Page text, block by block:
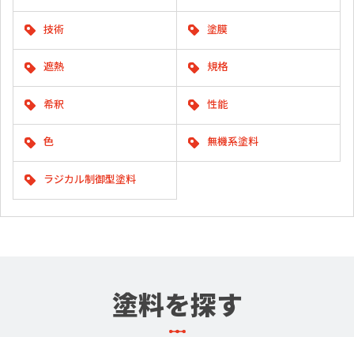
技術 塗膜
遮熱 規格
希釈 性能
色 無機系塗料
ラジカル制御型塗料
塗料を探す